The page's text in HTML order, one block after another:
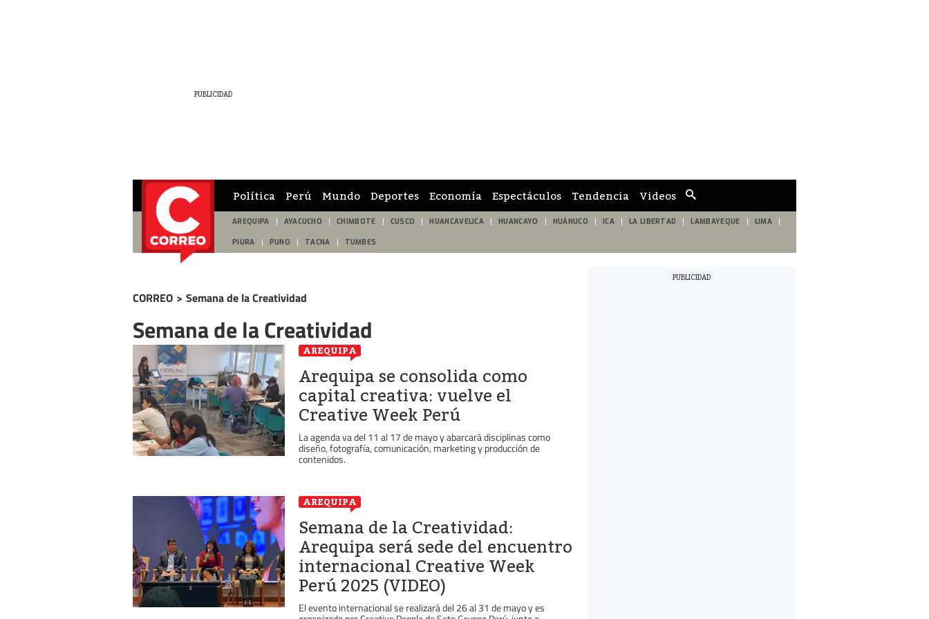
de
búsqueda
Política Perú Mundo Deportes Economía Espectáculos Tendencia Videos
AREQUIPA AYACUCHO CHIMBOTE CUSCO HUANCAVELICA HUANCAYO HUÁNUCO ICA LA LIBERTAD LAMBAYEQUE LIMA
PIURA PUNO TACNA TUMBES
CORREO > Semana de la Creatividad
Semana de la Creatividad
AREQUIPA
Arequipa se consolida como
capital creativa: vuelve el
Creative Week Perú
La agenda va del 11 al 17 de mayo y abarcará disciplinas como
diseño, fotografía, comunicación, marketing y producción de
contenidos.
AREQUIPA
Semana de la Creatividad:
Arequipa será sede del encuentro
internacional Creative Week
Perú 2025 (VIDEO)
El evento internacional se realizará del 26 al 31 de mayo y es